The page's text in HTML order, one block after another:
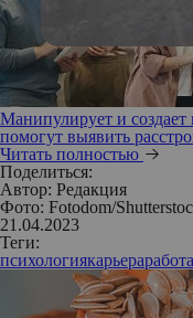
Манипулирует и создает
помогут выявить
Читать полностью
Поделиться:
Автор: Редакция
Фото: Fotodom/
21.04.2023
Теги:
психологиякарьераработа